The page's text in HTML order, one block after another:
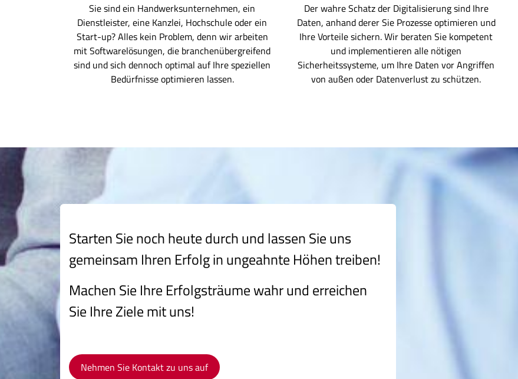
Sie sind ein Handwerksunternehmen, ein
Dienstleister, eine Kanzlei, Hochschule oder ein
Start-up? Alles kein Problem, denn wir arbeiten
mit Softwarelösungen, die branchenübergreifend
sind und sich dennoch optimal auf Ihre speziellen
Bedürfnisse optimieren lassen.
Der wahre Schatz der Digitalisierung sind Ihre
Daten, anhand derer Sie Prozesse optimieren und
Ihre Vorteile sichern. Wir beraten Sie kompetent
und implementieren alle nötigen
Sicherheitssysteme, um Ihre Daten vor Angriffen
von außen oder Datenverlust zu schützen.
Starten Sie noch heute durch und lassen Sie uns
gemeinsam Ihren Erfolg in ungeahnte Höhen treiben!
Machen Sie Ihre Erfolgsträume wahr und erreichen
Sie Ihre Ziele mit uns!
Nehmen Sie Kontakt zu uns auf